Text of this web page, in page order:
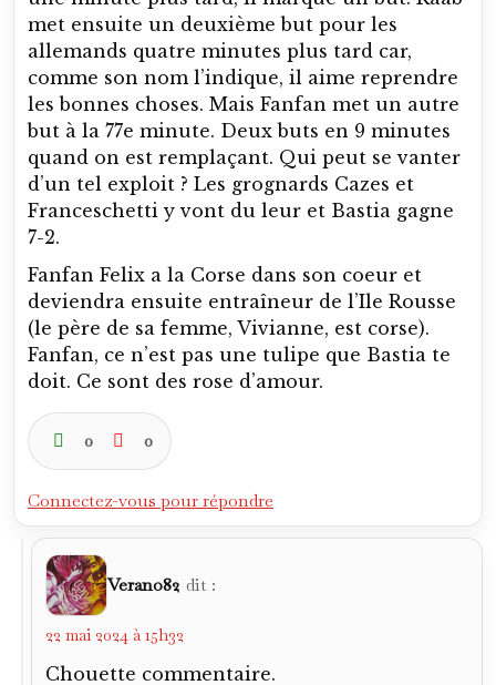
met ensuite un deuxième but pour les
allemands quatre minutes plus tard car,
comme son nom l’indique, il aime reprendre
les bonnes choses. Mais Fanfan met un autre
but à la 77e minute. Deux buts en 9 minutes
quand on est remplaçant. Qui peut se vanter
d’un tel exploit ? Les grognards Cazes et
Franceschetti y vont du leur et Bastia gagne
7-2.
Fanfan Felix a la Corse dans son coeur et
deviendra ensuite entraîneur de l’Ile Rousse
(le père de sa femme, Vivianne, est corse).
Fanfan, ce n’est pas une tulipe que Bastia te
doit. Ce sont des rose d’amour.
0 0
Connectez-vous pour répondre
Verano82 dit :
22 mai 2024 à 15h32
Chouette commentaire.